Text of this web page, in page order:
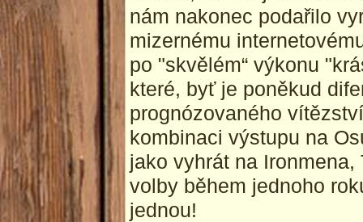
nám nakonec podařilo
mizernému
po "skvělém“ výkonu
které, byť je poněkud
prognózovaného
kombinaci výstupu na
jako vyhrát na
volby během jednoho
jednou!